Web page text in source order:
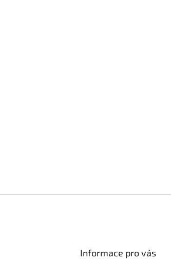
Informace pro vás